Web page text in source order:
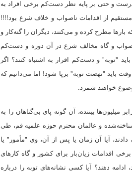
و حتی بر پایه نظر دست‌کم برخی افراد به
از اقدامات ناصواب و خلاف شرع بود!!!!
مطرح کرده و می‌کنند، دیگران را گنه‌کار و
و گاه مخالف شرع در آن دوره و دست‌کم
"توبه" و دست‌کم اقرار به اشتباه کنند؟ اگر
باید "نهضت توبه" برپا شود! اما می‌دانیم که
خواهند شمرد.
افزوده است: به عنوان نمونه کسی که در مناظره‌معروف انتخابات سال ۸۸ در برابر میلیون‌ها بیننده، آن گونه پای بی‌گناهان را به
و عالمان محترم حوزه علمیه قم، طی
آیا آن زمان یا پس از آن، وی "مأمور" یا
اقدامات زیان‌بار برای کشور و گاه کارهای
دهند؟ آیا کسی نشانه‌های توبه را درباره